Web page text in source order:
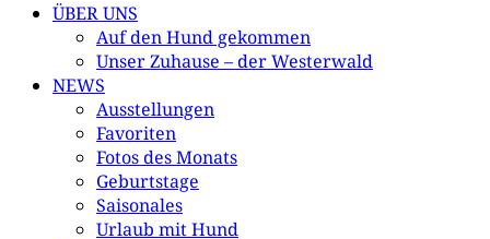
ÜBER UNS
Auf den Hund gekommen
Unser Zuhause – der Westerwald
NEWS
Ausstellungen
Favoriten
Fotos des Monats
Geburtstage
Saisonales
Urlaub mit Hund